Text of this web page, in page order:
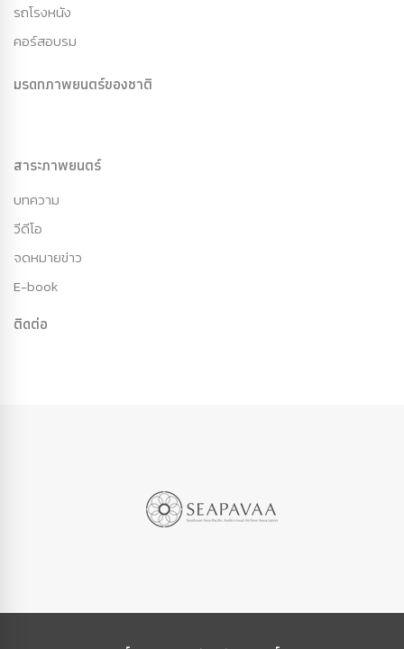
รถโรงหนัง
คอร์สอบรม
มรดกภาพยนตร์ของชาติ
สาระภาพยนตร์
บทความ
วีดีโอ
จดหมายข่าว
E-book
ติดต่อ